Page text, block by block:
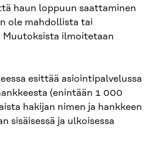
haun loppuun saattaminen
ole mahdollista tai
ilmoitetaan
esittää asiointipalvelussa
(enintään 1 000
hakijan nimen ja hankkeen
sisäisessä ja ulkoisessa